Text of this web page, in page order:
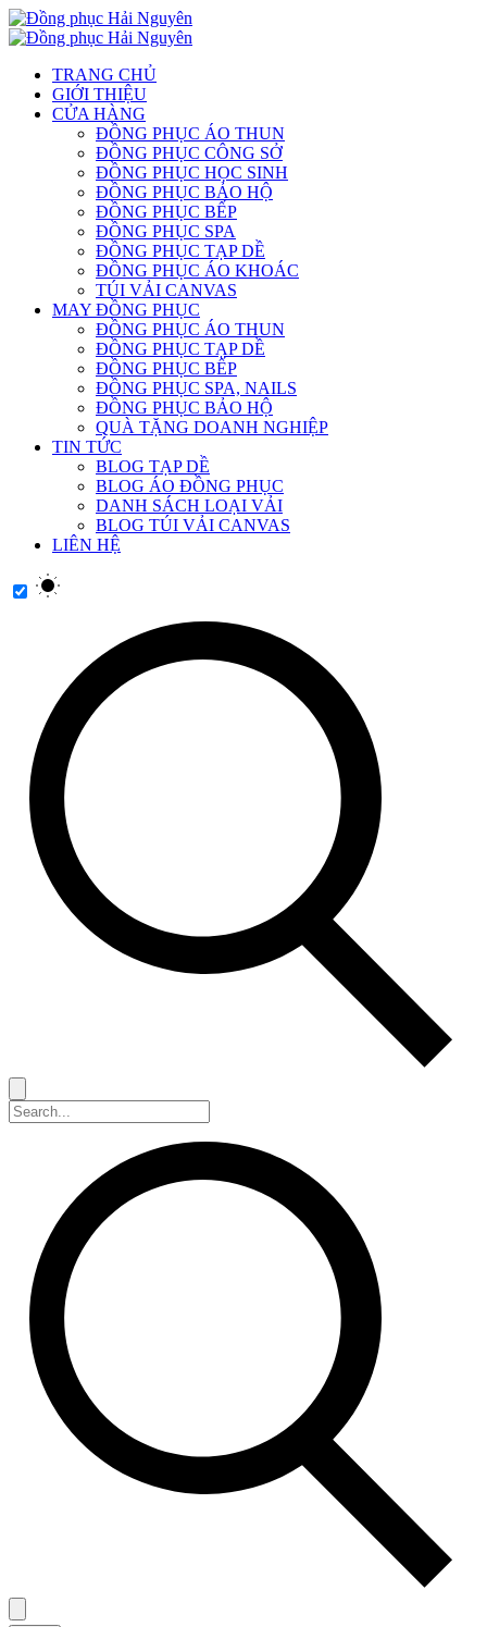
TRANG CHỦ
GIỚI THIỆU
CỬA HÀNG
ĐỒNG PHỤC ÁO THUN
ĐỒNG PHỤC CÔNG SỞ
ĐỒNG PHỤC HỌC SINH
ĐỒNG PHỤC BẢO HỘ
ĐỒNG PHỤC BẾP
ĐỒNG PHỤC SPA
ĐỒNG PHỤC TẠP DỀ
ĐỒNG PHỤC ÁO KHOÁC
TÚI VẢI CANVAS
MAY ĐỒNG PHỤC
ĐỒNG PHỤC ÁO THUN
ĐỒNG PHỤC TẠP DỀ
ĐỒNG PHỤC BẾP
ĐỒNG PHỤC SPA, NAILS
ĐỒNG PHỤC BẢO HỘ
QUÀ TẶNG DOANH NGHIỆP
TIN TỨC
BLOG TẠP DỀ
BLOG ÁO ĐỒNG PHỤC
DANH SÁCH LOẠI VẢI
BLOG TÚI VẢI CANVAS
LIÊN HỆ